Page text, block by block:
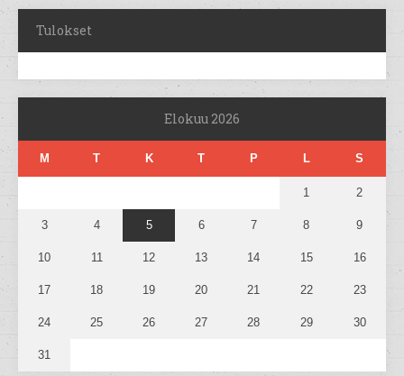
Tulokset
Elokuu 2026
M T K T P L S
1 2
3 4 5 6 7 8 9
10 11 12 13 14 15 16
17 18 19 20 21 22 23
24 25 26 27 28 29 30
31